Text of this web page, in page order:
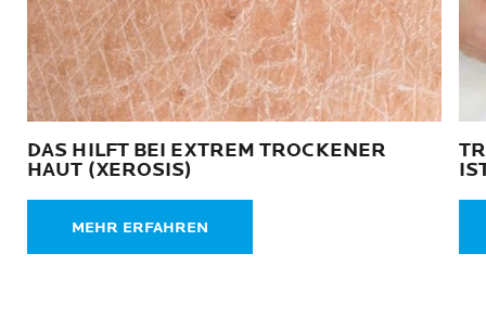
DAS HILFT BEI EXTREM TROCKENER
HAUT (XEROSIS)
MEHR ERFAHREN